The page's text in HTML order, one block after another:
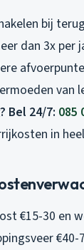
bij
dan 3x per
van
Bel 24/7: 085
in
€15-30 en